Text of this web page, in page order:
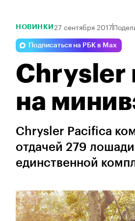
НОВИНКИ 27 сентября 2017
Подписаться на РБК в Max
Chrysler
на
Chrysler Pacifica
отдачей 279
единственной